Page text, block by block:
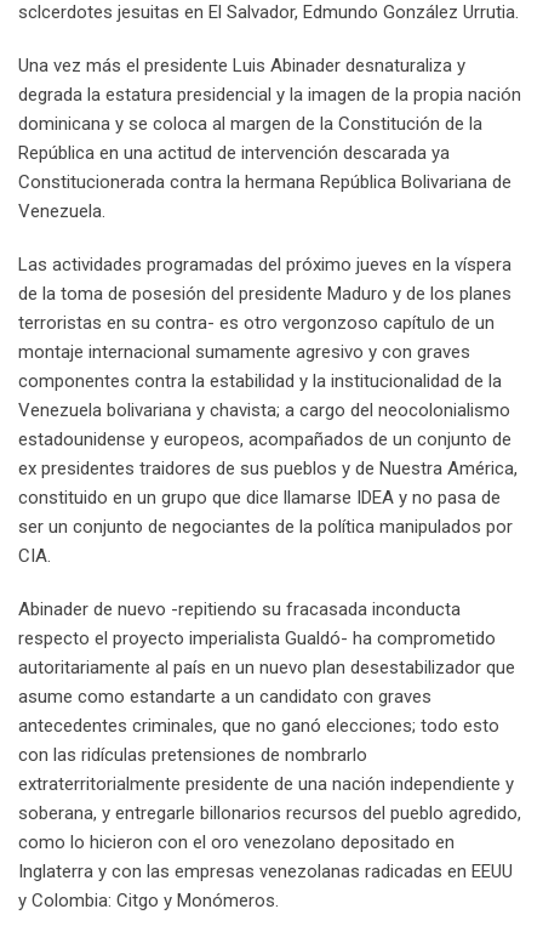
sclcerdotes jesuitas en El Salvador, Edmundo González Urrutia.
Una vez más el presidente Luis Abinader desnaturaliza y
degrada la estatura presidencial y la imagen de la propia nación
dominicana y se coloca al margen de la Constitución de la
República en una actitud de intervención descarada ya
Constitucionerada contra la hermana República Bolivariana de
Venezuela.
Las actividades programadas del próximo jueves en la víspera
de la toma de posesión del presidente Maduro y de los planes
terroristas en su contra- es otro vergonzoso capítulo de un
montaje internacional sumamente agresivo y con graves
componentes contra la estabilidad y la institucionalidad de la
Venezuela bolivariana y chavista; a cargo del neocolonialismo
estadounidense y europeos, acompañados de un conjunto de
ex presidentes traidores de sus pueblos y de Nuestra América,
constituido en un grupo que dice llamarse IDEA y no pasa de
ser un conjunto de negociantes de la política manipulados por
CIA.
Abinader de nuevo -repitiendo su fracasada inconducta
respecto el proyecto imperialista Gualdó- ha comprometido
autoritariamente al país en un nuevo plan desestabilizador que
asume como estandarte a un candidato con graves
antecedentes criminales, que no ganó elecciones; todo esto
con las ridículas pretensiones de nombrarlo
extraterritorialmente presidente de una nación independiente y
soberana, y entregarle billonarios recursos del pueblo agredido,
como lo hicieron con el oro venezolano depositado en
Inglaterra y con las empresas venezolanas radicadas en EEUU
y Colombia: Citgo y Monómeros.